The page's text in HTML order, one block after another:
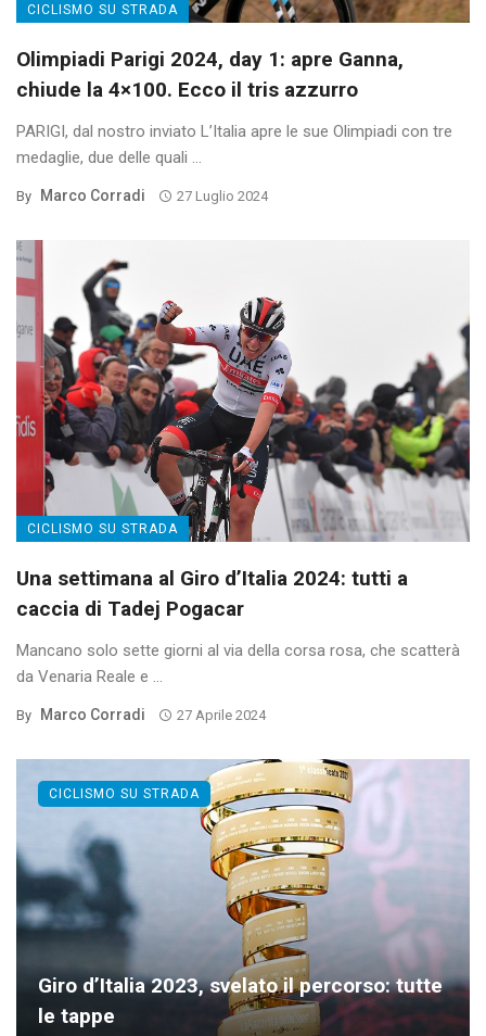
CICLISMO SU STRADA
Olimpiadi Parigi 2024, day 1: apre Ganna,
chiude la 4×100. Ecco il tris azzurro
PARIGI, dal nostro inviato L’Italia apre le sue Olimpiadi con tre
medaglie, due delle quali ...
By Marco Corradi 27 Luglio 2024
CICLISMO SU STRADA
Una settimana al Giro d’Italia 2024: tutti a
caccia di Tadej Pogacar
Mancano solo sette giorni al via della corsa rosa, che scatterà
da Venaria Reale e ...
By Marco Corradi 27 Aprile 2024
Giro d’Italia 2023, svelato il percorso: tutte
le tappe
CICLISMO SU STRADA